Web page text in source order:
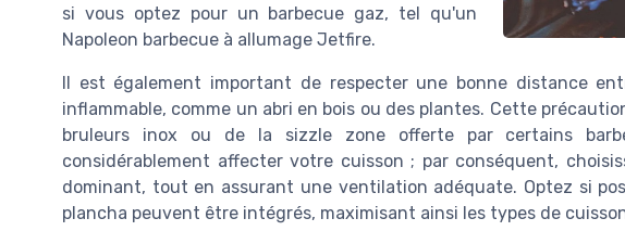
si vous optez pour un barbecue gaz, tel qu'un
Napoleon barbecue à allumage Jetfire.
Il est également important de respecter une bonne distance
inflammable, comme un abri en bois ou des plantes. Cette
bruleurs inox ou de la sizzle zone offerte par certains
considérablement affecter votre cuisson ; par conséquent,
dominant, tout en assurant une ventilation adéquate. Optez si
plancha peuvent être intégrés, maximisant ainsi les types de